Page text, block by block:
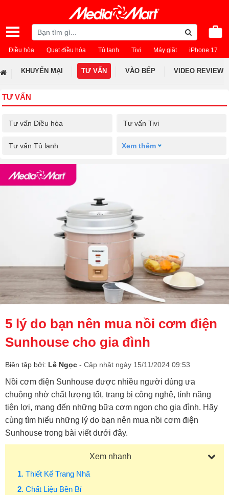
Điều hòa Quạt điều hòa Tủ lạnh Tivi Máy giặt iPhone 17
KHUYẾN MẠI TƯ VẤN VÀO BẾP VIDEO REVIEW
TƯ VẤN
Tư vấn Điều hòa Tư vấn Tivi
Tư vấn Tủ lạnh Xem thêm
5 lý do bạn nên mua nồi cơm điện
Sunhouse cho gia đình
Biên tập bởi: Lê Ngọc - Cập nhật ngày 15/11/2024 09:53
Nồi cơm điện Sunhouse được nhiều người dùng ưa
chuộng nhờ chất lượng tốt, trang bị công nghệ, tính năng
tiện lợi, mang đến những bữa cơm ngon cho gia đình. Hãy
cùng tìm hiểu những lý do bạn nên mua nồi cơm điện
Sunhouse trong bài viết dưới đây.
Xem nhanh
1. Thiết Kế Trang Nhã
2. Chất Liệu Bền Bỉ